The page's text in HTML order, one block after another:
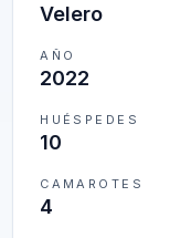
Velero
AÑO
2022
HUÉSPEDES
10
CAMAROTES
4